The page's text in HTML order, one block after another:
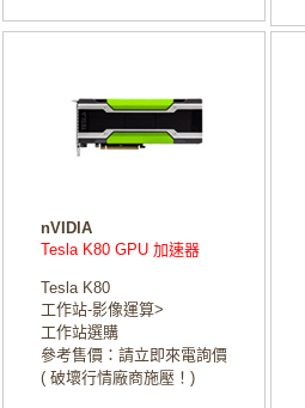
nVIDIA
Tesla K80 GPU 加速器
Tesla K80
工作站-影像運算>
工作站選購
參考售價：請立即來電詢價
( 破壞行情廠商施壓！)